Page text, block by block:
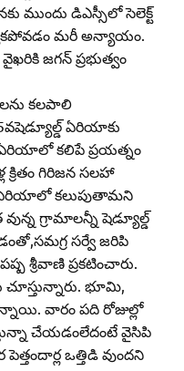
ముందు డిఎస్సీలో సెలెక్ట్‌
మరీ అన్యాయం.
జగన్‌ ప్రభుత్వం
కలపాలి
ఏరియాకు
ఏరియాలో కలిపే ప్రయత్నం
క్రితం గిరిజన సలహా
ఏరియాలో కలుపుతామని
వున్న గ్రామాలన్నీ షెడ్యూల్డ్‌
సర్వే జరిపి
శ్రీవాణి ప్రకటించారు.
చూస్తున్నారు. భూమి,
వారం పది రోజుల్లో
చేయడంలేదంటే వైసిపి
ఒత్తిడి వుందని